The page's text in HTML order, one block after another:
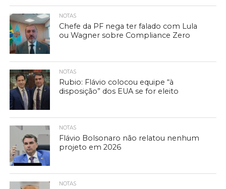
NOTAS
Chefe da PF nega ter falado com Lula
ou Wagner sobre Compliance Zero
NOTAS
Rubio: Flávio colocou equipe “à
disposição” dos EUA se for eleito
NOTAS
Flávio Bolsonaro não relatou nenhum
projeto em 2026
NOTAS